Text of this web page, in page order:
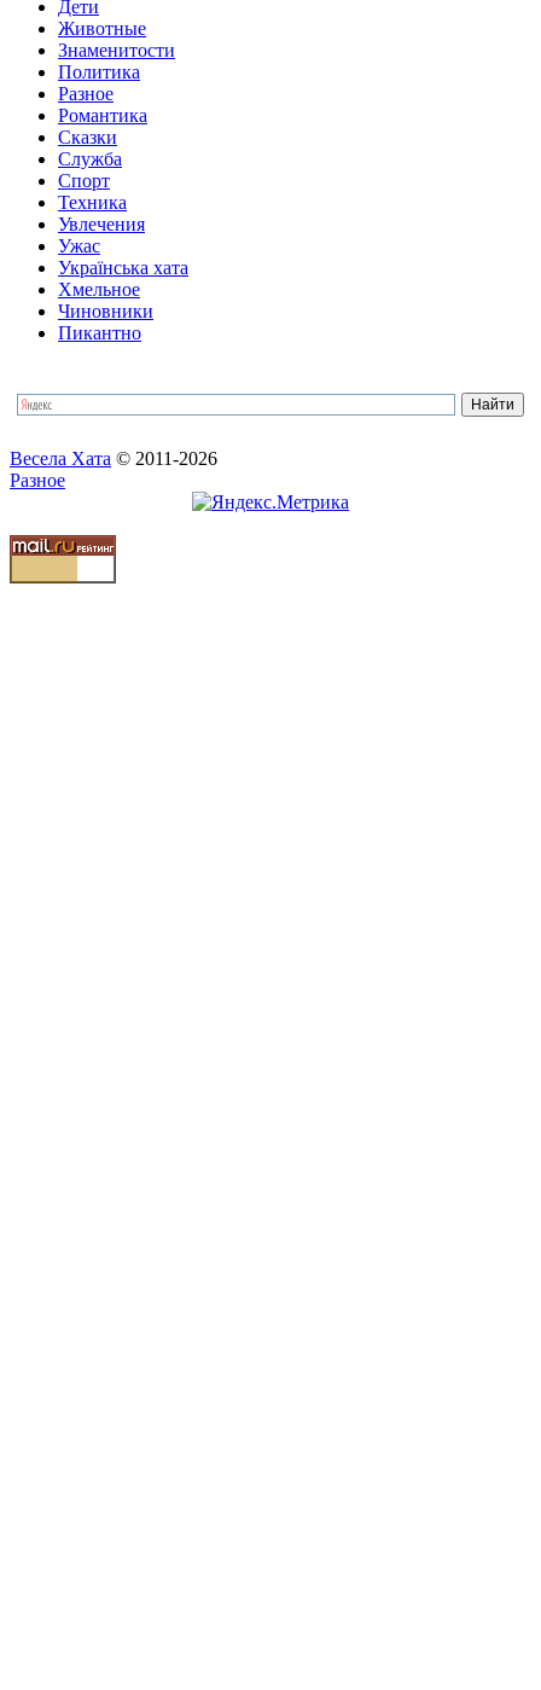
Дети
Животные
Знаменитости
Политика
Разное
Романтика
Сказки
Служба
Спорт
Техника
Увлечения
Ужас
Українська хата
Хмельное
Чиновники
Пикантно
Весела Хата © 2011-2026
Разное